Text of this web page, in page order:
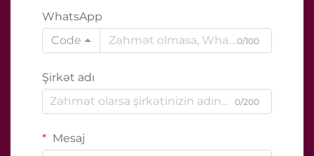
WhatsApp
Code
0/100
Şirkət adı
0/200
Mesaj